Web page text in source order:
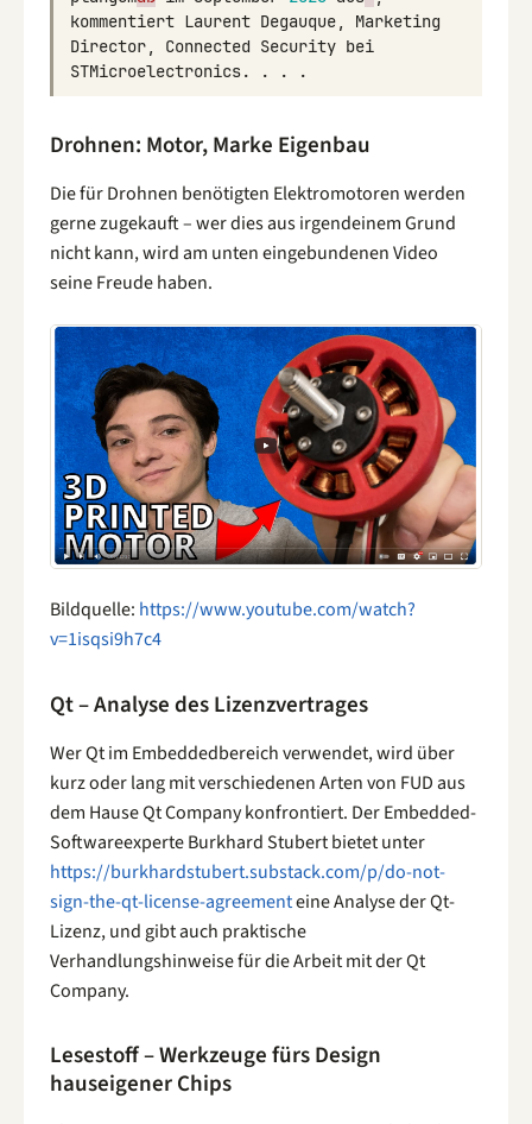
kommentiert Laurent Degauque
Marketing
Director
Connected Security bei
STMicroelectronics. . . .
Drohnen: Motor, Marke Eigenbau
Die für Drohnen benötigten Elektromotoren werden
gerne zugekauft – wer dies aus irgendeinem Grund
nicht kann, wird am unten eingebundenen Video
seine Freude haben.
Bildquelle: https://www.youtube.com/watch?
v=1isqsi9h7c4
Qt – Analyse des Lizenzvertrages
Wer Qt im Embeddedbereich verwendet, wird über
kurz oder lang mit verschiedenen Arten von FUD aus
dem Hause Qt Company konfrontiert. Der Embedded-
Softwareexperte Burkhard Stubert bietet unter
https://burkhardstubert.substack.com/p/do-not-
sign-the-qt-license-agreementeine Analyse der Qt-
Lizenz, und gibt auch praktische
Verhandlungshinweise für die Arbeit mit der Qt
Company.
Lesestoff – Werkzeuge fürs Design
hauseigener Chips